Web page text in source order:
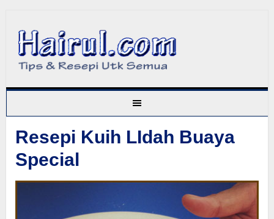
Resepi Kuih LIdah Buaya
Special